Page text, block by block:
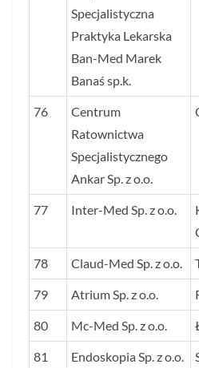
Specjalistyczna
Praktyka Lekarska
Ban-Med Marek
Banaś sp.k.
76
Centrum
Ratownictwa
Specjalistycznego
Ankar Sp. z o.o.
77 Inter-Med Sp. z o.o.
78 Claud-Med Sp. z o.o.
79 Atrium Sp. z o.o.
80 Mc-Med Sp. z o.o.
81 Endoskopia Sp. z o.o.